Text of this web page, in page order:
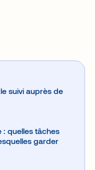
suivi auprès de
: quelles tâches
garder